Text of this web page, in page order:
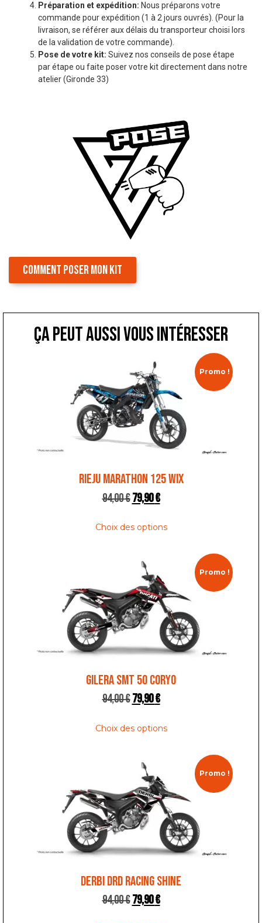
Préparation et expédition: Nous préparons votre
commande pour expédition (1 à 2 jours ouvrés). (Pour la
livraison, se référer aux délais du transporteur choisi lors
de la validation de votre commande).
Pose de votre kit: Suivez nos conseils de pose étape
par étape ou faite poser votre kit directement dans notre
atelier (Gironde 33)
COMMENT POSER MON KIT
ça peut aussi vous intéresser
Promo !
RIEJU MARATHON 125 WIX
94,00€79,90€
Choix des options
Promo !
GILERA SMT 50 CORYO
94,00€79,90€
Choix des options
Promo !
DERBI DRD RACING SHINE
94,00€79,90€